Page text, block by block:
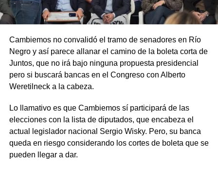
Cambiemos no convalidó el tramo de senadores en Río
Negro y así parece allanar el camino de la boleta corta de
Juntos, que no irá bajo ninguna propuesta presidencial
pero si buscará bancas en el Congreso con Alberto
Weretilneck a la cabeza.
Lo llamativo es que Cambiemos sí participará de las
elecciones con la lista de diputados, que encabeza el
actual legislador nacional Sergio Wisky. Pero, su banca
queda en riesgo considerando los cortes de boleta que se
pueden llegar a dar.